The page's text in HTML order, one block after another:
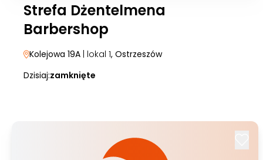
Strefa Dżentelmena
Barbershop
Kolejowa 19A | lokal 1, Ostrzeszów
Dzisiaj:zamknięte